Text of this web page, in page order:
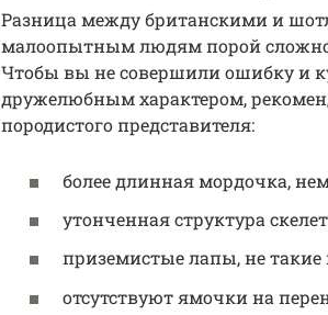
Разница между британскими и
малоопытным людям порой сложно
Чтобы вы не совершили ошибку и
дружелюбным характером,
породистого представителя:
более длинная мордочка,
утонченная структура
приземистые лапы, не такие
отсутствуют ямочки на